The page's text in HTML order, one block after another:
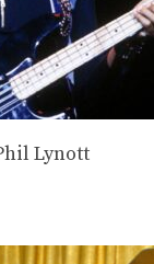
Lynott